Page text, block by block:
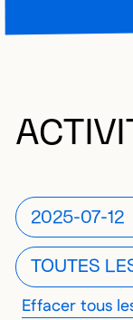
2025-07-12
TOUTES
Effacer tous